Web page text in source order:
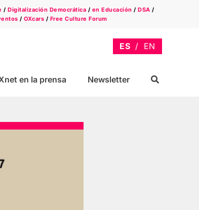
/Digitalización Democrática / en Educación /DSA /
/OXcars / Free Culture Forum
en la prensa Newsletter